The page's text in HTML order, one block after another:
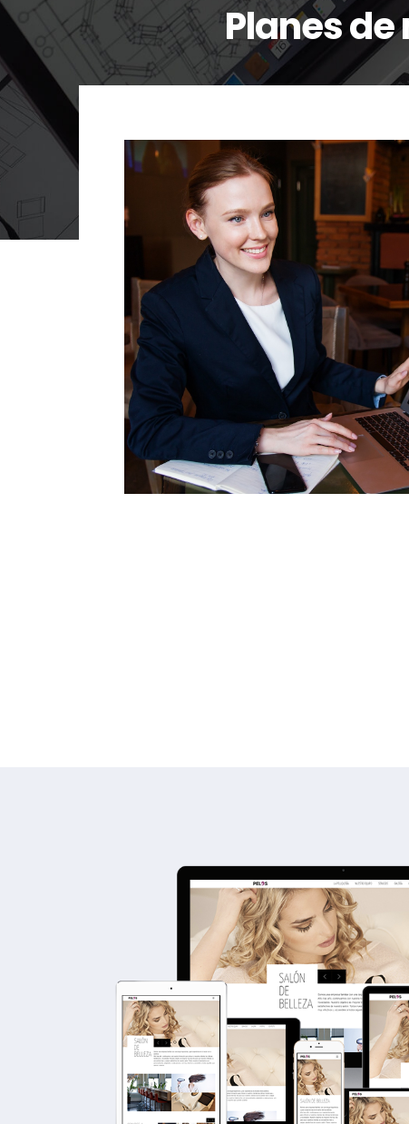
Planes